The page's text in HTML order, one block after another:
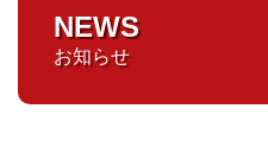
NEWS
お知らせ